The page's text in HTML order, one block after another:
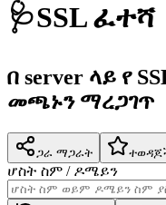
🩺SSL ፈተሻ
በ server ላይ የ
መጫኑን ማረጋገጥ
ጋራ ማጋራት
ሆስት ስም / ዶሜይን